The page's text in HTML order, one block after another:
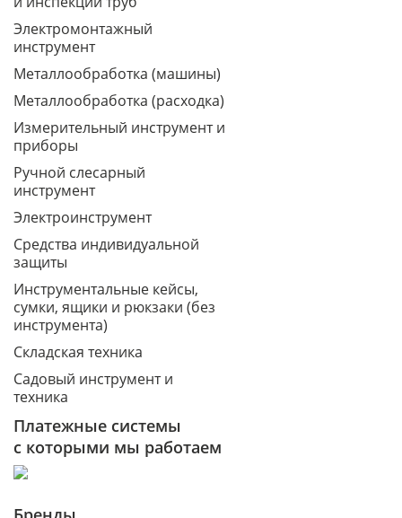
Электромонтажный
инструмент
Металлообработка (машины)
Металлообработка (расходка)
Измерительный инструмент и
приборы
Ручной слесарный
инструмент
Электроинструмент
Средства индивидуальной
защиты
Инструментальные кейсы,
сумки, ящики и рюкзаки (без
инструмента)
Складская техника
Садовый инструмент и
техника
Платежные системы
с которыми мы работаем